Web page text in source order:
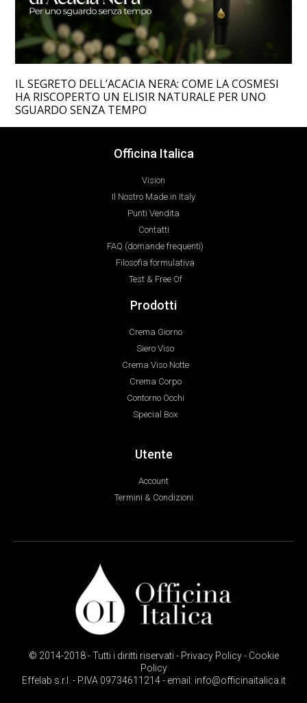
IL SEGRETO DELL’ACACIA NERA: COME LA COSMESI
HA RISCOPERTO UN ELISIR NATURALE PER UNO
SGUARDO SENZA TEMPO
Officina Italica
Vision
Il Nostro Made in Italy
Punti Vendita
Contatti
FAQ (domande frequenti)
Filosofia formulativa
Test & Free Of
Prodotti
Crema Giorno
Siero Viso
Crema Viso Notte
Crema Corpo
Contorno Occhi
Special Box
Utente
Account
Termini & Condizioni
© 2014-2018 - Tutti i diritti riservati - Privacy Policy - Cookie
Policy
Effelab s.r.l. - P.IVA 09734611214 - email: info@officinaitalica.it